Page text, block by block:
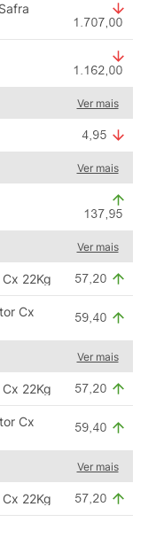
Ver mais
Ver mais
Ver mais
22Kg
Cx
Ver mais
22Kg
Cx
Ver mais
22Kg